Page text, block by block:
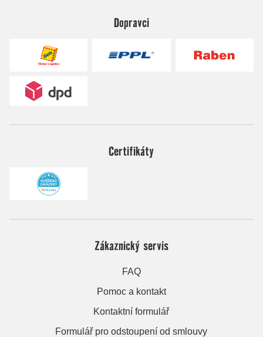
Dopravci
Certifikáty
Zákaznický servis
FAQ
Pomoc a kontakt
Kontaktní formulář
Formulář pro odstoupení od smlouvy